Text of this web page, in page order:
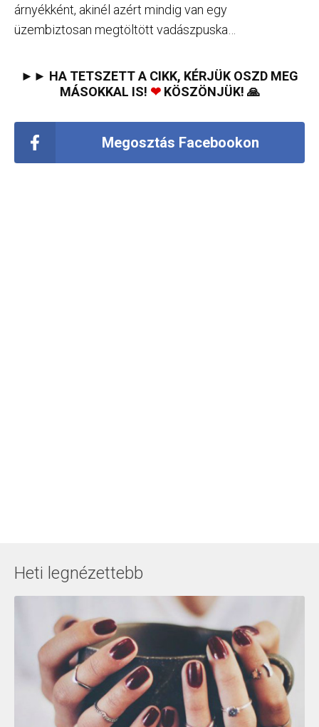
árnyékként, akinél azért mindig van egy
üzembiztosan megtöltött vadászpuska…
►► HA TETSZETT A CIKK, KÉRJÜK OSZD MEG
MÁSOKKAL IS! ❤KÖSZÖNJÜK! 🙏
Megosztás Facebookon
Heti legnézettebb